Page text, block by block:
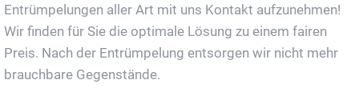
Entrümpelungen aller Art mit uns Kontakt aufzunehmen!
Wir finden für Sie die optimale Lösung zu einem fairen
Preis. Nach der Entrümpelung entsorgen wir nicht mehr
brauchbare Gegenstände.